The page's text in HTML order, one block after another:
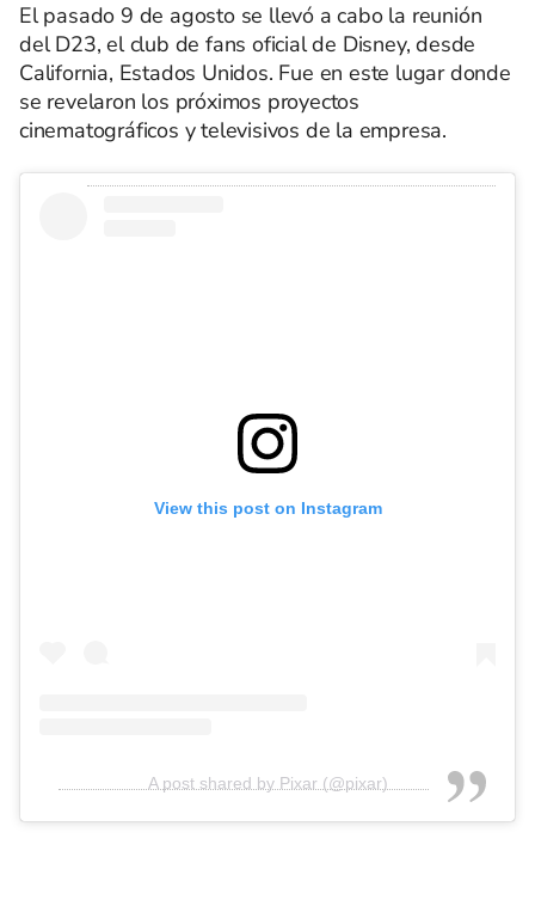
El pasado 9 de agosto se llevó a cabo la reunión
del D23, el club de fans oficial de Disney, desde
California, Estados Unidos. Fue en este lugar donde
se revelaron los próximos proyectos
cinematográficos y televisivos de la empresa.
View this post on Instagram
A post shared by Pixar (@pixar)